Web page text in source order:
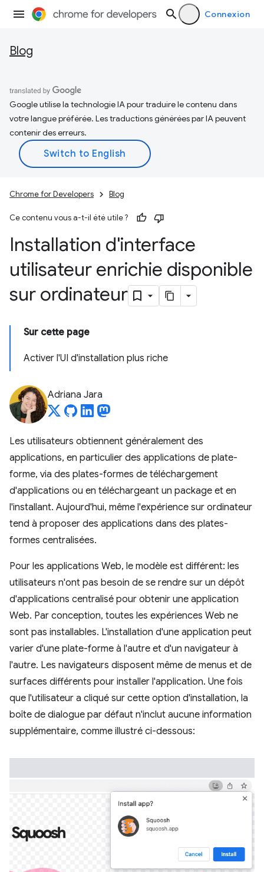
Connexion
Blog
Google utilise la technologie IA pour traduire le contenu dans
votre langue préférée. Les traductions générées par IA peuvent
contenir des erreurs.
Chrome for Developers Blog
Ce contenu vous a-t-il été utile ?
Installation d'interface
utilisateur enrichie disponible
sur ordinateur
Sur cette page
Activer l'UI d'installation plus riche
Adriana Jara
Les utilisateurs obtiennent généralement des
applications, en particulier des applications de plate-
forme, via des plates-formes de téléchargement
d'applications ou en téléchargeant un package et en
l'installant. Aujourd'hui, même l'expérience sur ordinateur
tend à proposer des applications dans des plates-
formes centralisées.
Pour les applications Web, le modèle est différent: les
utilisateurs n'ont pas besoin de se rendre sur un dépôt
d'applications centralisé pour obtenir une application
Web. Par conception, toutes les expériences Web ne
sont pas installables. L'installation d'une application peut
varier d'une plate-forme à l'autre et d'un navigateur à
l'autre. Les navigateurs disposent même de menus et de
surfaces différents pour installer l'application. Une fois
que l'utilisateur a cliqué sur cette option d'installation, la
boîte de dialogue par défaut n'inclut aucune information
supplémentaire, comme illustré ci-dessous: